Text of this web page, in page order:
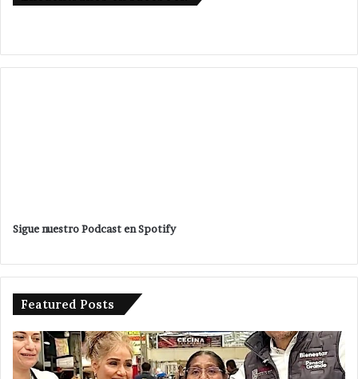
Sigue nuestro Podcast en Spotify
Featured Posts
Pone
en
marcha